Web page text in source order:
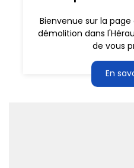
Bienvenue sur la
démolition dans
de vous
En